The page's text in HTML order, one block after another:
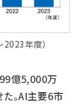
年度）
億5,000万
。AI主要6市